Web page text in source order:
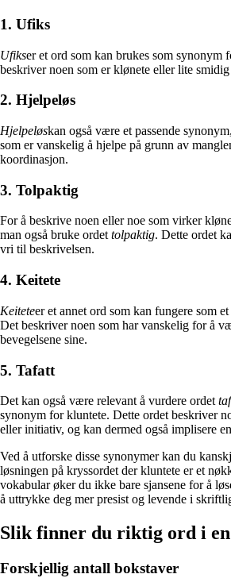
1. Ufiks
Ufikser et ord som kan brukes som synonym
beskriver noen som er klønete eller lite
2. Hjelpeløs
Hjelpeløskan også være et passende
som er vanskelig å hjelpe på grunn av
koordinasjon.
3. Tolpaktig
For å beskrive noen eller noe som virker
man også bruke ordettolpaktig. Dette ordet
vri til beskrivelsen.
4. Keitete
Keiteteer et annet ord som kan fungere som
Det beskriver noen som har vanskelig for å
bevegelsene sine.
5. Tafatt
Det kan også være relevant å vurdere ordet
synonym for kluntete. Dette ordet beskriver
eller initiativ, og kan dermed også implisere
Ved å utforske disse synonymer kan du
løsningen på kryssordet der kluntete er et
vokabular øker du ikke bare sjansene for å
å uttrykke deg mer presist og levende i
Slik finner du riktig ord i
Forskjellig antall bokstaver